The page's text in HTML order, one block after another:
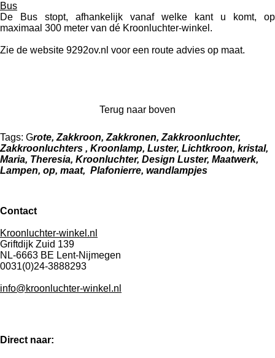
Bus
De Bus stopt, afhankelijk vanaf welke kant u komt, op
maximaal 300 meter van dé Kroonluchter-winkel.
Zie de website 9292ov.nl voor een route advies op maat.
Terug naar boven
Tags: Grote, Zakkroon, Zakkronen, Zakkroonluchter,
Zakkroonluchters , Kroonlamp, Luster, Lichtkroon, kristal,
Maria, Theresia, Kroonluchter, Design Luster, Maatwerk,
Lampen, op, maat, Plafonierre, wandlampjes
Contact
Kroonluchter-winkel.nl
Griftdijk Zuid 139
NL-6663 BE Lent-Nijmegen
0031(0)24-3888293
info@kroonluchter-winkel.nl
Direct naar: